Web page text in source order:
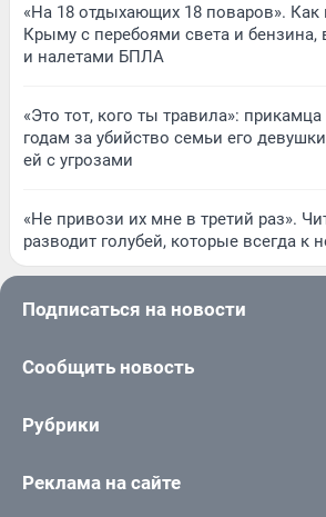
«На 18 отдыхающих 18 поваров». Как
Крыму с перебоями света и бензина,
и налетами БПЛА
«Это тот, кого ты травила»:
годам за убийство семьи его
ей с угрозами
«Не привози их мне в третий раз».
разводит голубей, которые всегда к
Подписаться на новости
Сообщить новость
Рубрики
Реклама на сайте